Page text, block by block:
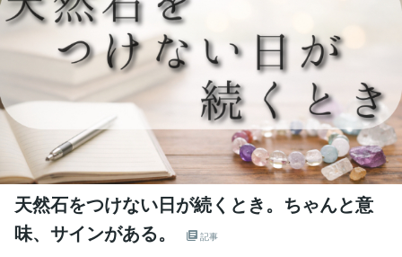
天然石をつけない日が続くとき。ちゃんと意
味、サインがある。
記事